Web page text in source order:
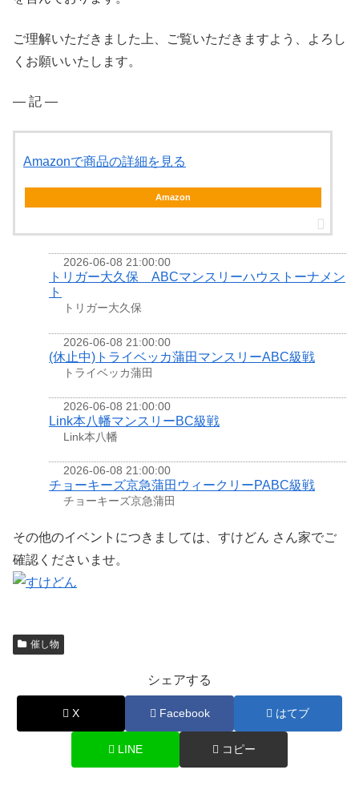
ご理解いただきました上、ご覧いただきますよう、よろし
くお願いいたします。
― 記 ―
Amazonで商品の詳細を見る
Amazon
2026-06-08 21:00:00
トリガー大久保 ABCマンスリーハウストーナメン
ト
トリガー大久保
2026-06-08 21:00:00
(休止中)トライベッカ蒲田マンスリーABC級戦
トライベッカ蒲田
2026-06-08 21:00:00
Link本八幡マンスリーBC級戦
Link本八幡
2026-06-08 21:00:00
チョーキーズ京急蒲田ウィークリーPABC級戦
チョーキーズ京急蒲田
その他のイベントにつきましては、すけどん さん家でご
確認くださいませ。
催し物
シェアする
X Facebook はてブ
LINE コピー